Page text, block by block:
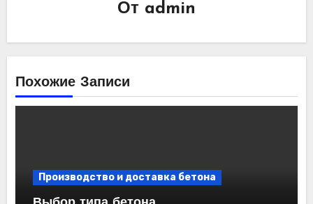
От admin
Похожие Записи
Производство и доставка бетона